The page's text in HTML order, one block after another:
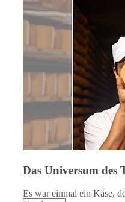
Das Universum des
Es war einmal ein Käse,